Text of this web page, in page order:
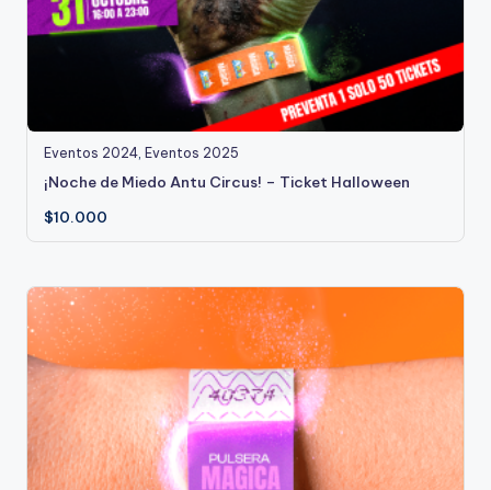
Eventos 2024 Eventos 2025
¡Noche de Miedo Antu Circus! – Ticket Halloween
$10.000